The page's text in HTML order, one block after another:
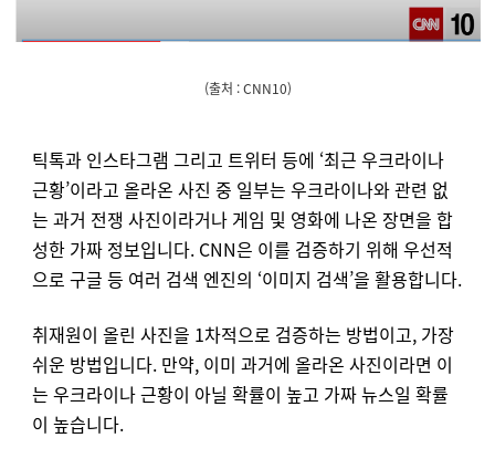
(출처 : CNN10)
틱톡과 인스타그램 그리고 트위터 등에 ‘최근 우크라이나
근황’이라고 올라온 사진 중 일부는 우크라이나와 관련 없
는 과거 전쟁 사진이라거나 게임 및 영화에 나온 장면을 합
성한 가짜 정보입니다. CNN은 이를 검증하기 위해 우선적
으로 구글 등 여러 검색 엔진의 ‘이미지 검색’을 활용합니다.
취재원이 올린 사진을 1차적으로 검증하는 방법이고, 가장
쉬운 방법입니다. 만약, 이미 과거에 올라온 사진이라면 이
는 우크라이나 근황이 아닐 확률이 높고 가짜 뉴스일 확률
이 높습니다.